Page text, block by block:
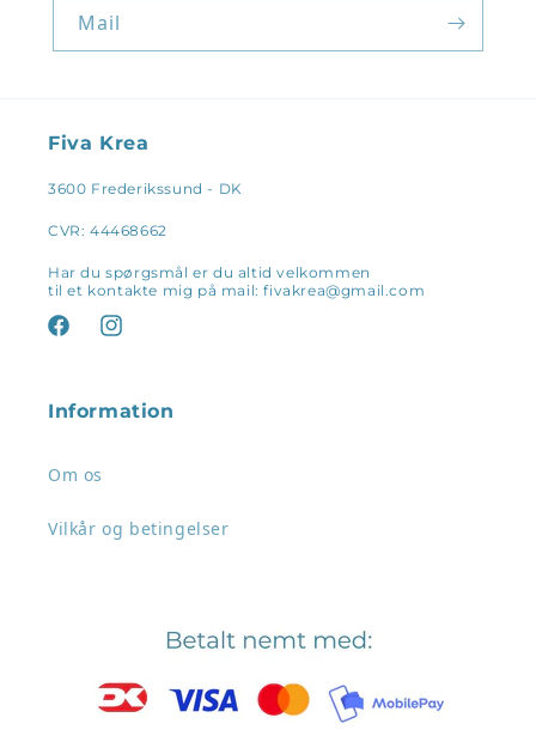
Mail
Fiva Krea
3600 Frederikssund - DK
CVR: 44468662
Har du spørgsmål er du altid velkommen
til et kontakte mig på mail: fivakrea@gmail.com
FacebookInstagram
Information
Om os
Vilkår og betingelser